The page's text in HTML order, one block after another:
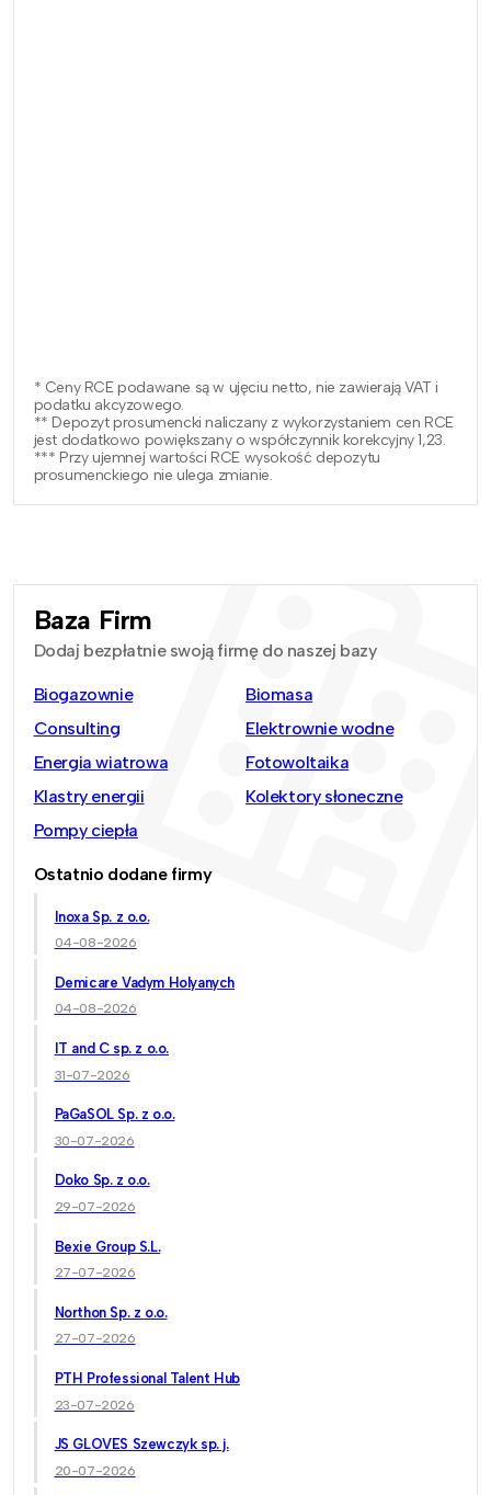
* Ceny RCE podawane są w ujęciu netto, nie zawierają VAT i
podatku akcyzowego.
** Depozyt prosumencki naliczany z wykorzystaniem cen RCE
jest dodatkowo powiększany o współczynnik korekcyjny 1,23.
*** Przy ujemnej wartości RCE wysokość depozytu
prosumenckiego nie ulega zmianie.
Baza Firm
Dodaj bezpłatnie swoją firmę do naszej bazy
Biogazownie
Biomasa
Consulting
Elektrownie wodne
Energia wiatrowa
Fotowoltaika
Klastry energii
Kolektory słoneczne
Pompy ciepła
Ostatnio dodane firmy
Inoxa Sp. z o.o.
04-08-2026
Demicare Vadym Holyanych
04-08-2026
IT and C sp. z o.o.
31-07-2026
PaGaSOL Sp. z o.o.
30-07-2026
Doko Sp. z o.o.
29-07-2026
Bexie Group S.L.
27-07-2026
Northon Sp. z o.o.
27-07-2026
PTH Professional Talent Hub
23-07-2026
JS GLOVES Szewczyk sp. j.
20-07-2026